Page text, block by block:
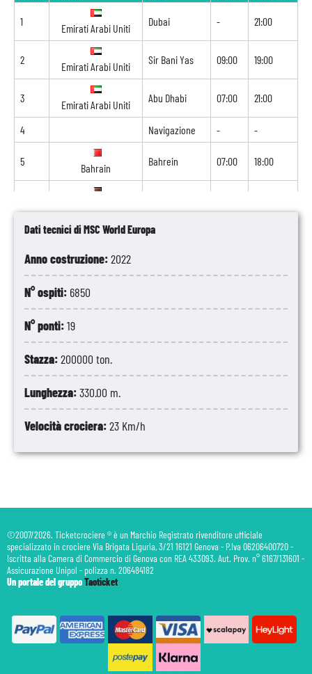
Dati tecnici di MSC World Europa
Anno costruzione:2022
N° ospiti: 6850
N° ponti:19
Stazza:200000 ton.
Lunghezza:330.00 m.
Velocità crociera:23 Km/h
1
Emirati Arabi Uniti
Dubai - 21:00
2
Emirati Arabi Uniti
Sir Bani Yas 09:00 19:00
3
Emirati Arabi Uniti
Abu Dhabi 07:00 21:00
4 Navigazione - -
5
Bahrain
Bahrein 07:00 18:00
Dubai
8 Dubai 00:01 -
©2007/2026. Ticketcrociere ® è un Marchio Registrato rivenditore ufficiale
specializzato in crociere Via Brigata Liguria, 3/21 16121 Genova - P.Iva 06206400720 -
Iscritta alla Camera di Commercio di Genova con REA 433093. Aut. Prov. n° 6167/131601 -
Assicurazione Unipol - polizza n. 206484182
Un portale del gruppoTaoticket